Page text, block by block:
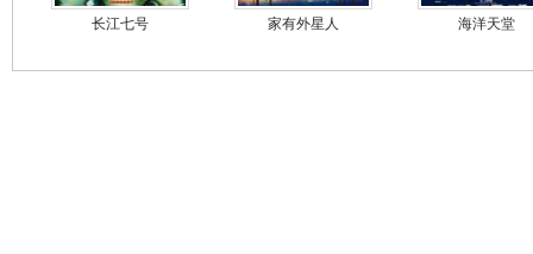
长江七号 家有外星人 海洋天堂